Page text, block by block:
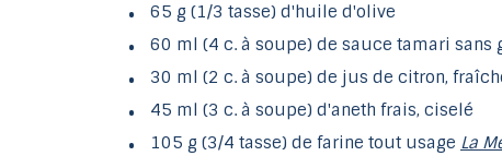
65 g (1/3 tasse) d'huile d'olive
60 ml (4 c. à soupe) de sauce tamari sans
30 ml (2 c. à soupe) de jus de citron,
45 ml (3 c. à soupe) d'aneth frais, ciselé
105 g (3/4 tasse) de farine tout usage La